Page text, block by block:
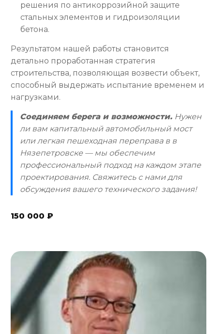
решения по антикоррозийной защите
стальных элементов и гидроизоляции
бетона.
Результатом нашей работы становится
детально проработанная стратегия
строительства, позволяющая возвести объект,
способный выдержать испытание временем и
нагрузками.
Соединяем берега и возможности. Нужен
ли вам капитальный автомобильный мост
или легкая пешеходная переправа в в
Нязепетровске — мы обеспечим
профессиональный подход на каждом этапе
проектирования. Свяжитесь с нами для
обсуждения вашего технического задания!
150 000 ₽